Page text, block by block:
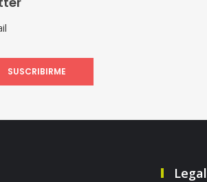
SUSCRIBIRME
Legal